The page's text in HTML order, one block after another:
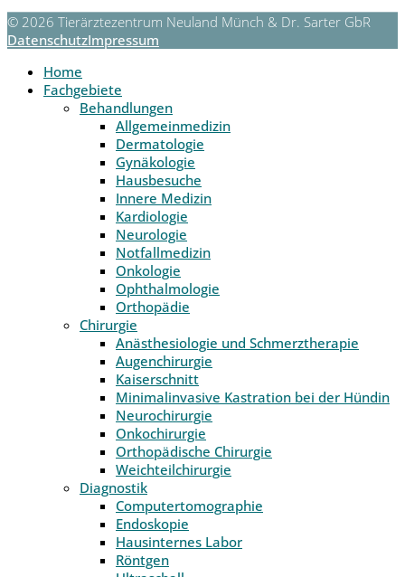
© 2026 Tierärztezentrum Neuland Münch & Dr. Sarter GbR
DatenschutzImpressum
Home
Fachgebiete
Behandlungen
Allgemeinmedizin
Dermatologie
Gynäkologie
Hausbesuche
Innere Medizin
Kardiologie
Neurologie
Notfallmedizin
Onkologie
Ophthalmologie
Orthopädie
Chirurgie
Anästhesiologie und Schmerztherapie
Augenchirurgie
Kaiserschnitt
Minimalinvasive Kastration bei der Hündin
Neurochirurgie
Onkochirurgie
Orthopädische Chirurgie
Weichteilchirurgie
Diagnostik
Computertomographie
Endoskopie
Hausinternes Labor
Röntgen